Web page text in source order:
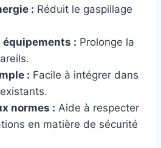
: Réduit le gaspillage
: Prolonge la
: Facile à intégrer dans
normes : Aide à respecter
en matière de sécurité